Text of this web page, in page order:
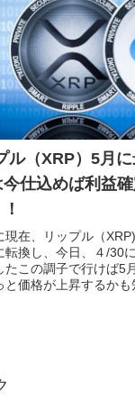
ル（XRP）5月
今仕込めば利益
現在、リップル（
転換し、今日、４/30
たこの調子で行けば5
と価格が上昇するか